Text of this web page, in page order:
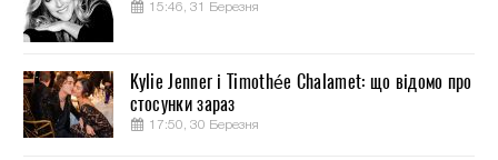
15:46, 31 Березня
Kylie Jenner і Timothée Chalamet: що відомо про
стосунки зараз
17:50, 30 Березня